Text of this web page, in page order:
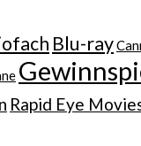
Blu-ray
Rapid Eye